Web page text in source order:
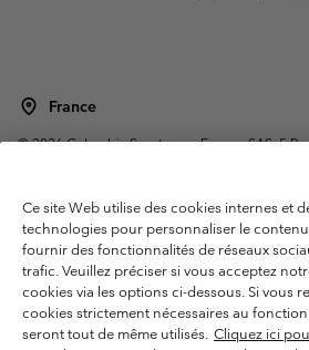
France
©2026Columbia Sportswear Europe SAS. 5
Garanties Légales
Politique de confidentialité
Conditions d'utilisation - Membres
Conditions D'utilisation - Contenu généré par
Cookies
Public CBCR
Ce site Web utilise des cookies internes et
technologies pour personnaliser le
fournir des fonctionnalités de réseaux
trafic. Veuillez préciser si vous acceptez
cookies via les options ci-dessous. Si vous
cookies strictement nécessaires au
seront tout de même utilisés. Cliquez ici
Veuillez sélectionner votre
votre langue
Achats en ligne